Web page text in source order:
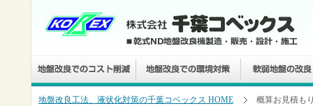
地盤改良工法、液状化対策の千葉コベックス HOME 概算お見積も